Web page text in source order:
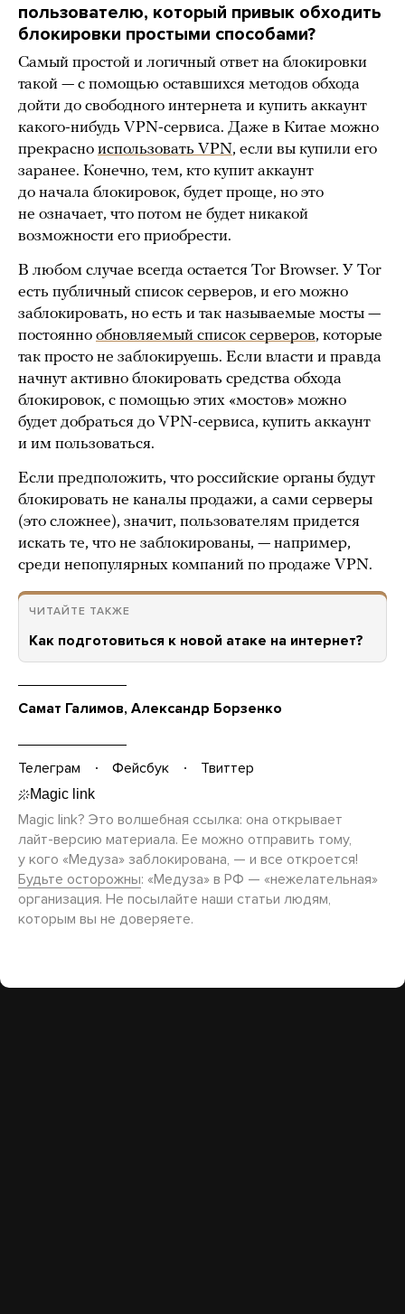
пользователю, который привык обходить
блокировки простыми способами?
Самый простой и логичный ответ на блокировки
такой — с помощью оставшихся методов обхода
дойти до свободного интернета и купить аккаунт
какого-нибудь VPN-сервиса. Даже в Китае можно
прекрасно использовать VPN, если вы купили его
заранее. Конечно, тем, кто купит аккаунт
до начала блокировок, будет проще, но это
не означает, что потом не будет никакой
возможности его приобрести.
В любом случае всегда остается Tor Browser. У Tor
есть публичный список серверов, и его можно
заблокировать, но есть и так называемые мосты —
постоянно обновляемый список серверов, которые
так просто не заблокируешь. Если власти и правда
начнут активно блокировать средства обхода
блокировок, с помощью этих «мостов» можно
будет добраться до VPN-сервиса, купить аккаунт
и им пользоваться.
Если предположить, что российские органы будут
блокировать не каналы продажи, а сами серверы
(это сложнее), значит, пользователям придется
искать те, что не заблокированы, — например,
среди непопулярных компаний по продаже VPN.
ЧИТАЙТЕ ТАКЖЕ
Как подготовиться к новой атаке на интернет?
Самат Галимов, Александр Борзенко
Телеграм Фейсбук Твиттер
Magic link? Это волшебная ссылка: она открывает
лайт-версию материала. Ее можно отправить тому,
у кого «Медуза» заблокирована, — и все откроется!
Будьте осторожны: «Медуза» в РФ — «нежелательная»
организация. Не посылайте наши статьи людям,
которым вы не доверяете.